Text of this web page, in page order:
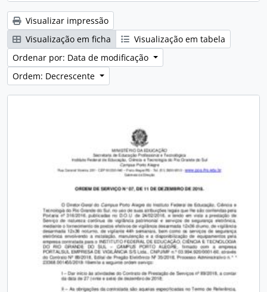
Visualizar impressão
Visualização em ficha
Visualização em tabela
Ordenar por: Data de modificação
Ordem: Decrescente